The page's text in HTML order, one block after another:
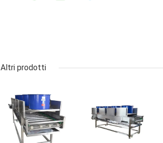
Altri prodotti